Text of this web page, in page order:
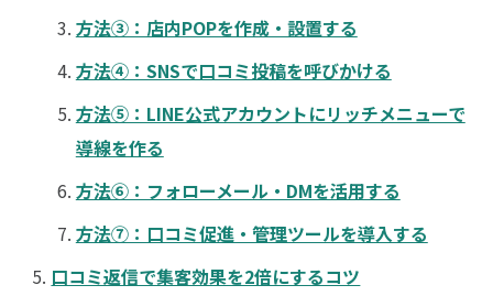
方法③：店内POPを作成・設置する
方法④：SNSで口コミ投稿を呼びかける
方法⑤：LINE公式アカウントにリッチメニューで
導線を作る
方法⑥：フォローメール・DMを活用する
方法⑦：口コミ促進・管理ツールを導入する
口コミ返信で集客効果を2倍にするコツ